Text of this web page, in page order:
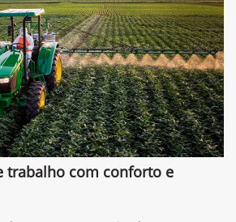
trabalho com conforto e